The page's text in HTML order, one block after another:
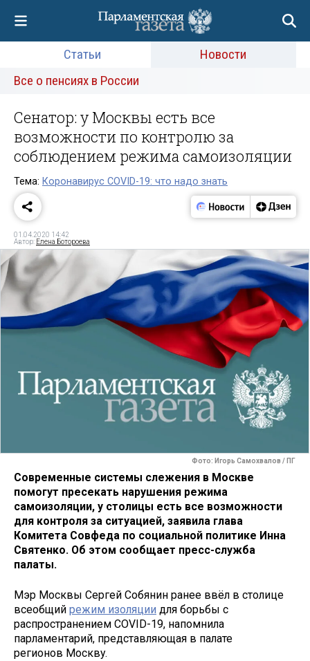
Статьи
Новости
Все о пенсиях в России
Сенатор: у Москвы есть все
возможности по контролю за
соблюдением режима самоизоляции
Тема: Коронавирус COVID-19: что надо знать
01.04.2020 14:42
Автор: Елена Ботороева
Фото: Игорь Самохвалов / ПГ
Современные системы слежения в Москве
помогут пресекать нарушения режима
самоизоляции, у столицы есть все возможности
для контроля за ситуацией, заявила глава
Комитета Совфеда по социальной политике Инна
Святенко. Об этом сообщает пресс-служба
палаты.
Мэр Москвы Сергей Собянин ранее ввёл в столице
всеобщий режим изоляции для борьбы с
распространением COVID-19, напомнила
парламентарий, представляющая в палате
регионов Москву.